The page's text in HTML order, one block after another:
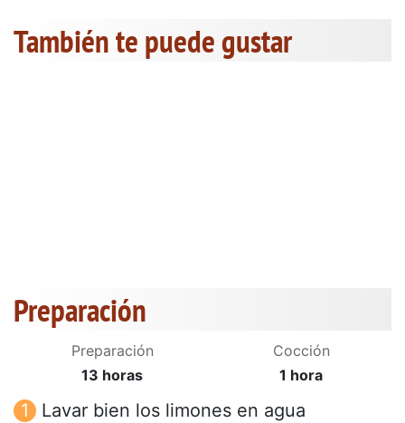
También te puede gustar
Preparación
Preparación
13 horas
Cocción
1 hora
Lavar bien los limones en agua